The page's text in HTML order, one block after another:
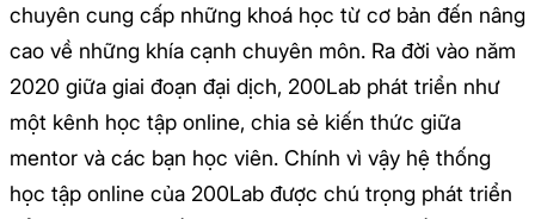
chuyên cung cấp những khoá học từ cơ bản đến nâng
cao về những khía cạnh chuyên môn. Ra đời vào năm
2020 giữa giai đoạn đại dịch, 200Lab phát triển như
một kênh học tập online, chia sẻ kiến thức giữa
mentor và các bạn học viên. Chính vì vậy hệ thống
học tập online của 200Lab được chú trọng phát triển